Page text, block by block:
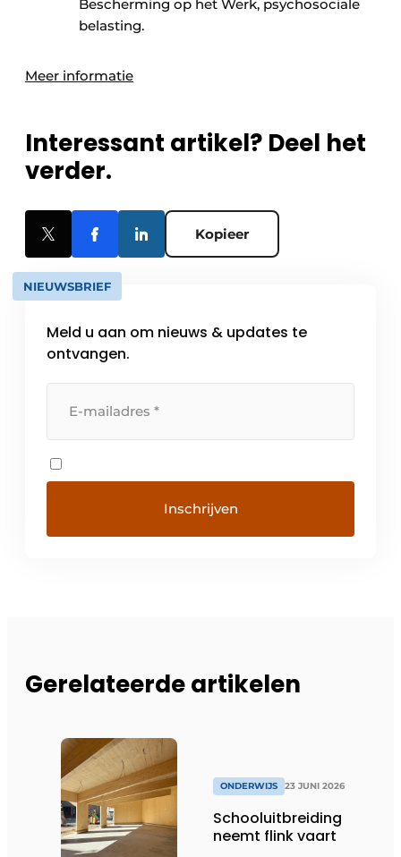
Bescherming op het Werk, psychosociale
belasting.
Meer informatie
Interessant artikel? Deel het
verder.
Kopieer
NIEUWSBRIEF
Meld u aan om nieuws & updates te
ontvangen.
Gerelateerde artikelen
ONDERWIJS 23 JUNI 2026
Schooluitbreiding
neemt flink vaart